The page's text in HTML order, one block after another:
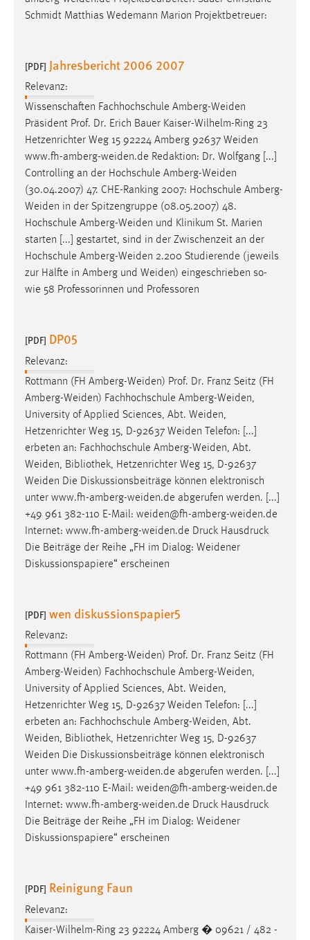
Schmidt Matthias Wedemann Marion Projektbetreuer:
[PDF] Jahresbericht 2006 2007
Relevanz:
Wissenschaften Fachhochschule Amberg-Weiden
Präsident Prof. Dr. Erich Bauer Kaiser-Wilhelm-Ring 23
Hetzenrichter Weg 15 92224 Amberg 92637 Weiden
www.fh-amberg-weiden.de Redaktion: Dr. Wolfgang [...]
Controlling an der Hochschule Amberg-Weiden
(30.04.2007) 47. CHE-Ranking 2007: Hochschule Amberg-
Weiden in der Spitzengruppe (08.05.2007) 48.
Hochschule Amberg-Weiden und Klinikum St. Marien
starten [...] gestartet, sind in der Zwischenzeit an der
Hochschule Amberg-Weiden 2.200 Studierende (jeweils
zur Hälfte in Amberg und Weiden) eingeschrieben so-
wie 58 Professorinnen und Professoren
[PDF] DP05
Relevanz:
Rottmann (FH Amberg-Weiden) Prof. Dr. Franz Seitz (FH
Amberg-Weiden) Fachhochschule Amberg-Weiden,
University of Applied Sciences, Abt. Weiden,
Hetzenrichter Weg 15, D-92637 Weiden Telefon: [...]
erbeten an: Fachhochschule Amberg-Weiden, Abt.
Weiden, Bibliothek, Hetzenrichter Weg 15, D-92637
Weiden Die Diskussionsbeiträge können elektronisch
unter www.fh-amberg-weiden.de abgerufen werden. [...]
+49 961 382-110 E-Mail: weiden@fh-amberg-weiden.de
Internet: www.fh-amberg-weiden.de Druck Hausdruck
Die Beiträge der Reihe „FH im Dialog: Weidener
Diskussionspapiere“ erscheinen
[PDF] wen diskussionspapier5
Relevanz:
Rottmann (FH Amberg-Weiden) Prof. Dr. Franz Seitz (FH
Amberg-Weiden) Fachhochschule Amberg-Weiden,
University of Applied Sciences, Abt. Weiden,
Hetzenrichter Weg 15, D-92637 Weiden Telefon: [...]
erbeten an: Fachhochschule Amberg-Weiden, Abt.
Weiden, Bibliothek, Hetzenrichter Weg 15, D-92637
Weiden Die Diskussionsbeiträge können elektronisch
unter www.fh-amberg-weiden.de abgerufen werden. [...]
+49 961 382-110 E-Mail: weiden@fh-amberg-weiden.de
Internet: www.fh-amberg-weiden.de Druck Hausdruck
Die Beiträge der Reihe „FH im Dialog: Weidener
Diskussionspapiere“ erscheinen
[PDF] Reinigung Faun
Relevanz:
Kaiser-Wilhelm-Ring 23 92224 Amberg � 09621 / 482 -
EXTERNE MEDIEN
externen Medien Cookies gesetzt.
YouTube
Vimeo